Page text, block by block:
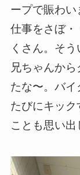
ープで賑わい
仕事をさぼ・
くさん。そ
兄ちゃんか
たな〜。バ
たびにキッ
ことも思い出